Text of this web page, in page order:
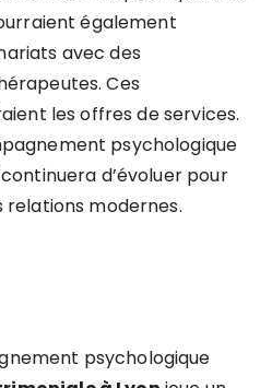
également
avec des
Ces
les offres de services.
psychologique
d’évoluer pour
relations modernes.
psychologique